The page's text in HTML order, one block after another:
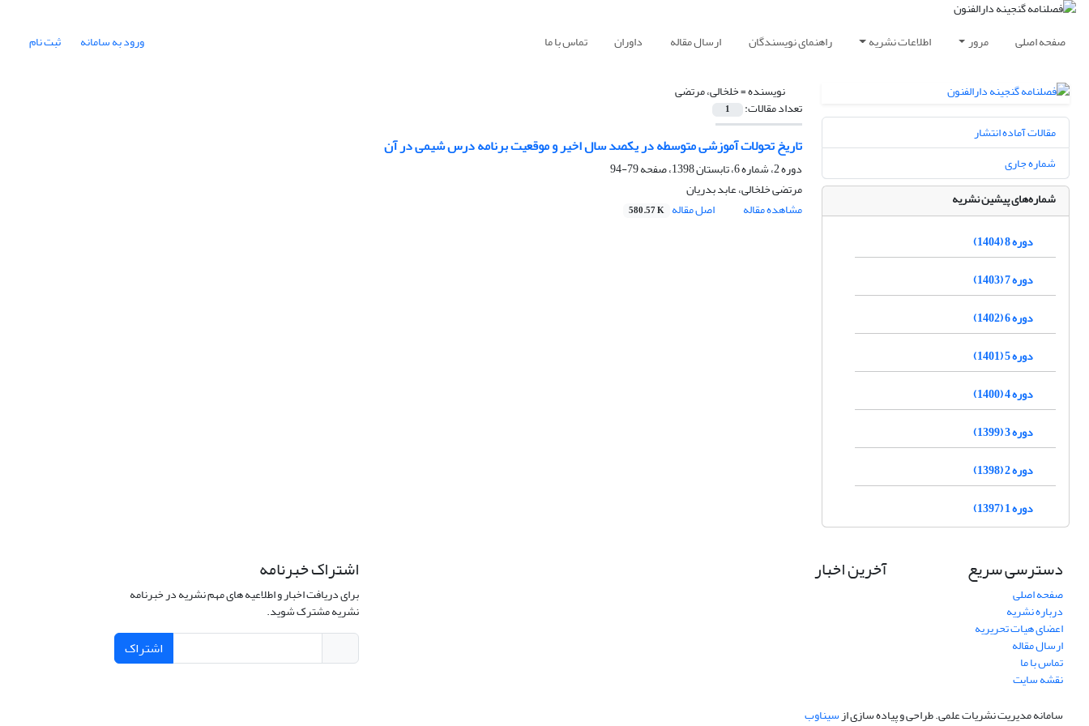
صفحه اصلی مرور اطلاعات نشریه راهنمای نویسندگان ارسال مقاله داوران تماس با ما ورود به سامانه ثبت نام
نویسنده =خلخالی، مرتضی
تعداد مقالات: 1
تاریخ تحولات آموزشی متوسطه در یکصد سال اخیر و موقعیت برنامه درس شیمی در آن
دوره 2، شماره 6، تابستان 1398، صفحه
79-94
مرتضی خلخالی، عابد بدریان
مشاهده مقاله
اصل مقاله 580.57 K
مقالات آماده انتشار
شماره جاری
شماره‌های پیشین نشریه
دوره 8 (1404)
دوره 7 (1403)
دوره 6 (1402)
دوره 5 (1401)
دوره 4 (1400)
دوره 3 (1399)
دوره 2 (1398)
دوره 1 (1397)
دسترسی سریع
صفحه اصلی
درباره نشریه
اعضای هیات تحریریه
ارسال مقاله
تماس با ما
نقشه سایت
آخرین اخبار اشتراک خبرنامه
برای دریافت اخبار و اطلاعیه های مهم نشریه در خبرنامه
نشریه مشترک شوید.
اشتراک
سامانه مدیریت نشریات علمی.طراحی و پیاده سازی ازسیناوب